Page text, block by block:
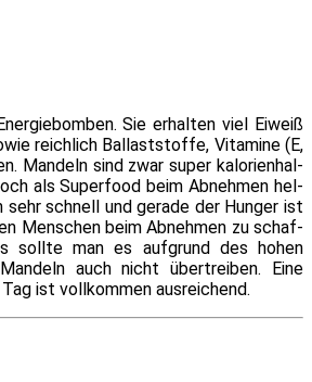
Sie er­hal­ten viel Eiweiß
reich­lich Ballaststoffe, Vitamine (E,
Mandeln sind zwar su­per ka­lo­rien­hal­
als Superfood beim Abnehmen hel­
schnell und ge­ra­de der Hunger ist
Menschen beim Abnehmen zu schaf­
soll­te man es auf­grund des ho­hen
auch nicht über­trei­ben. Eine
ist voll­kom­men ausreichend.